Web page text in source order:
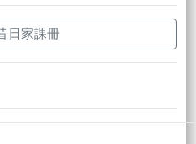
日家課冊